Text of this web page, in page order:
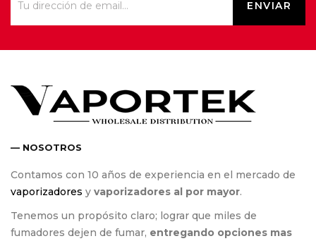
— NOSOTROS
Contamos con 10 años de experiencia en el mercado de
vaporizadores y vaporizadores al por mayor.
Tenemos un propósito claro; lograr que miles de
fumadores dejen de fumar, entregando opciones mas